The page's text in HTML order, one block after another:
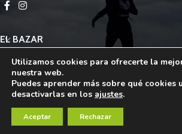
EL BAZAR
OTROS SERVICIOS
INFORMACIÓN LEGAL
Utilizamos cookies para ofrecerte la
nuestra web.
Puedes aprender más sobre qué cookies
desactivarlas en los ajustes.
Aceptar Rechazar